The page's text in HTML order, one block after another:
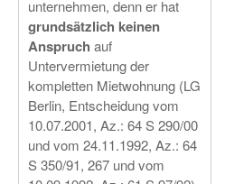
unternehmen, denn er hat
grundsätzlich keinen
Anspruch auf
Untervermietung der
kompletten Mietwohnung (LG
Berlin, Entscheidung vom
10.07.2001, Az.: 64 S 290/00
und vom 24.11.1992, Az.: 64
S 350/91, 267 und vom